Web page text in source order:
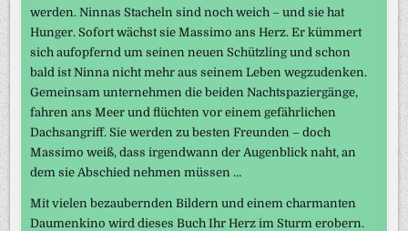
werden. Ninnas Stacheln sind noch weich – und sie hat
Hunger. Sofort wächst sie Massimo ans Herz. Er kümmert
sich aufopfernd um seinen neuen Schützling und schon
bald ist Ninna nicht mehr aus seinem Leben wegzudenken.
Gemeinsam unternehmen die beiden Nachtspaziergänge,
fahren ans Meer und flüchten vor einem gefährlichen
Dachsangriff. Sie werden zu besten Freunden – doch
Massimo weiß, dass irgendwann der Augenblick naht, an
dem sie Abschied nehmen müssen …
Mit vielen bezaubernden Bildern und einem charmanten
Daumenkino wird dieses Buch Ihr Herz im Sturm erobern.